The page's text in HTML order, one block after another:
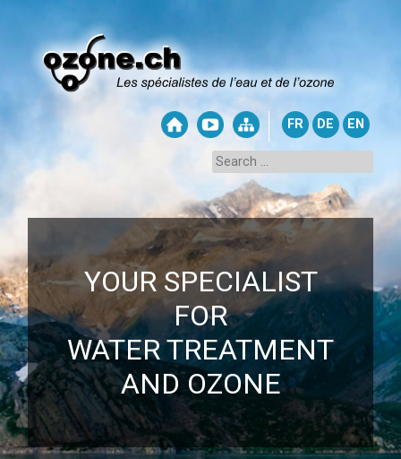
FR DE EN
YOUR SPECIALIST
FOR
WATER TREATMENT
AND OZONE